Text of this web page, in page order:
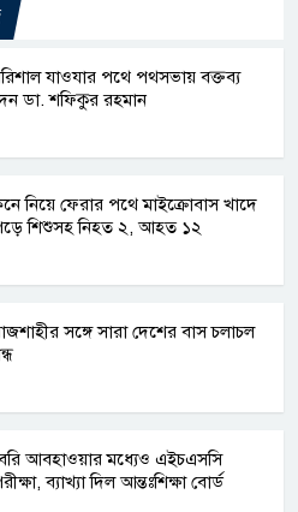
যাওযার পথে পথসভায় বক্তব্য
ডা. শফিকুর রহমান
নিয়ে ফেরার পথে মাইক্রোবাস খাদে
শিশুসহ নিহত ২, আহত ১২
সঙ্গে সারা দেশের বাস চলাচল
আবহাওয়ার মধ্যেও এইচএসসি
ব্যাখ্যা দিল আন্তঃশিক্ষা বোর্ড